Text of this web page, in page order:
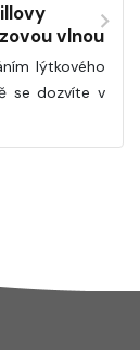
vlnou
lýtkového
se dozvíte v